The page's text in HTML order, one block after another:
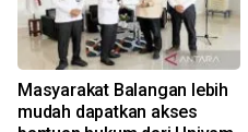
Masyarakat Balangan lebih
mudah dapatkan akses